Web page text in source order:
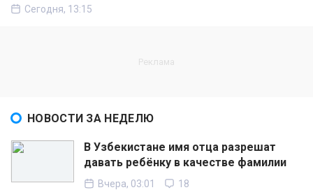
Сегодня, 13:15
НОВОСТИ ЗА НЕДЕЛЮ
В Узбекистане имя отца разрешат
давать ребёнку в качестве фамилии
Вчера, 03:01 18